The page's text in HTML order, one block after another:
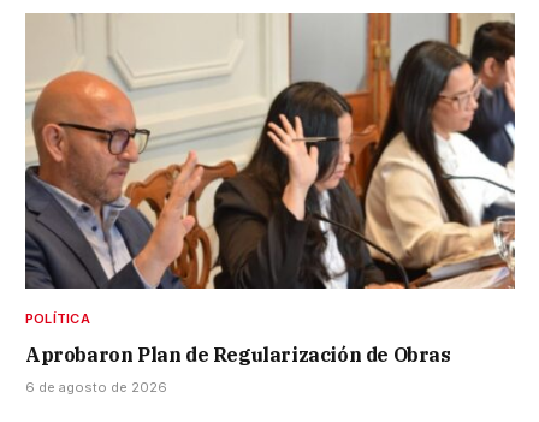
POLÍTICA
Aprobaron Plan de Regularización de Obras
6 de agosto de 2026